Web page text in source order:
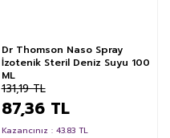
Dr Thomson Naso Spray
İzotenik Steril Deniz Suyu 100
ML
87,36 TL
131,19 TL
Kazancınız : 43.83 TL